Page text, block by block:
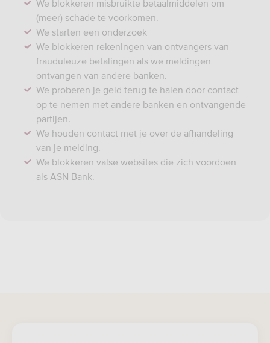
We blokkeren misbruikte betaalmiddelen om
(meer) schade te voorkomen.
We starten een onderzoek
We blokkeren rekeningen van ontvangers van
frauduleuze betalingen als we meldingen
ontvangen van andere banken.
We proberen je geld terug te halen door contact
op te nemen met andere banken en ontvangende
partijen.
We houden contact met je over de afhandeling
van je melding.
We blokkeren valse websites die zich voordoen
als ASN Bank.